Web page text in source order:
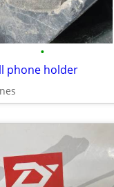
•
phone holder